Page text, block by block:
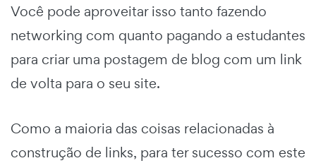
Você pode aproveitar isso tanto fazendo
networking com quanto pagando a estudantes
para criar uma postagem de blog com um link
de volta para o seu site.
Como a maioria das coisas relacionadas à
construção de links, para ter sucesso com este